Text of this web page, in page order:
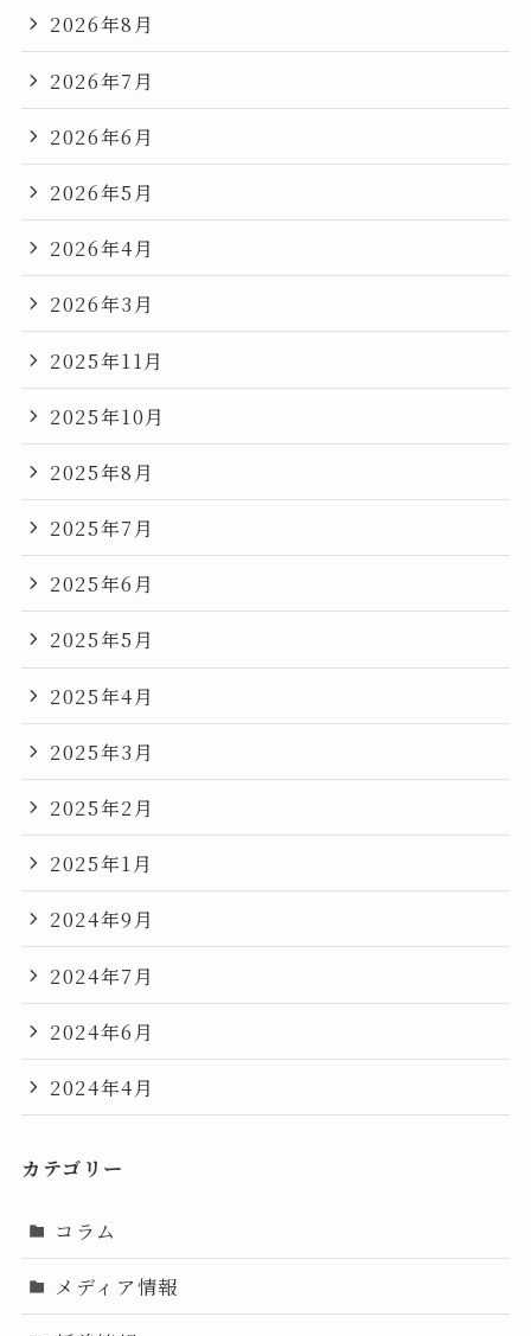
2026年8月
2026年7月
2026年6月
2026年5月
2026年4月
2026年3月
2025年11月
2025年10月
2025年8月
2025年7月
2025年6月
2025年5月
2025年4月
2025年3月
2025年2月
2025年1月
2024年9月
2024年7月
2024年6月
2024年4月
カテゴリー
コラム
メディア情報